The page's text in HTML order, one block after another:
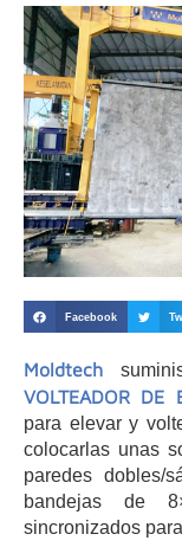
Facebook
Moldtech
VOLTEADOR DE
para elevar y
colocarlas unas
paredes dobles/
bandejas de
sincronizados